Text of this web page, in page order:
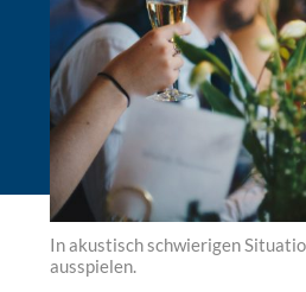
In akustisch schwierigen
ausspielen.